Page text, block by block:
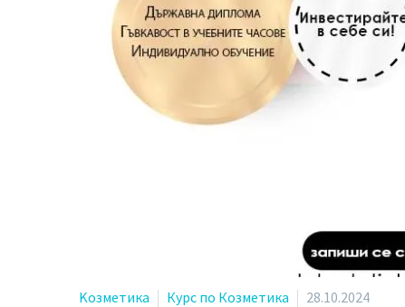
Kозметика Курс по Козметика 28.10.2024